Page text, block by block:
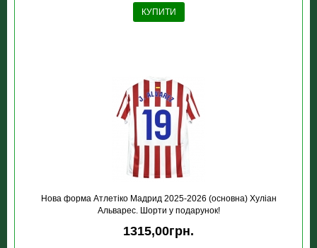
КУПИТИ
Нова форма Атлетіко Мадрид 2025-2026 (основна) Хуліан
Альварес. Шорти у подарунок!
1315,00грн.